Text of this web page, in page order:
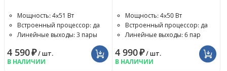
Мощность: 4x51 Вт
Встроенный процессор: да
Линейные выходы: 3 пары
4 590₽/ шт.
В НАЛИЧИИ
Мощность: 4x50 Вт
Встроенный процессор: да
Линейные выходы: 6 пар
4 990₽/ шт.
В НАЛИЧИИ